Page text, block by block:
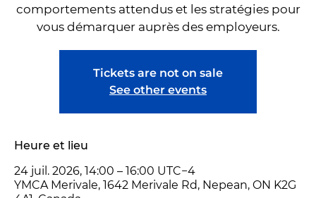
comportements attendus et les stratégies pour
vous démarquer auprès des employeurs.
Tickets are not on sale
See other events
Heure et lieu
24 juil. 2026, 14:00 – 16:00 UTC−4
YMCA Merivale, 1642 Merivale Rd, Nepean, ON K2G